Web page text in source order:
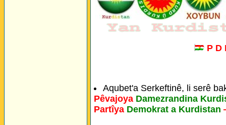
P D
Aqubet'a Serkeftinê, li serê
Pêvajoya Damezrandina
Partîya Demokrat a Kurdistan